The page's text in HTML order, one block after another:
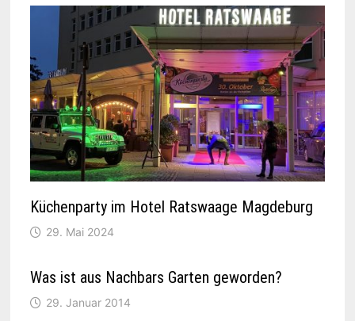
Küchenparty im Hotel Ratswaage Magdeburg
29. Mai 2024
Was ist aus Nachbars Garten geworden?
29. Januar 2014